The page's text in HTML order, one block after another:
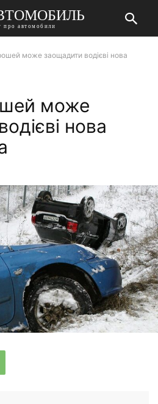
про автомобили
може заощадити водієві нова
може
нова